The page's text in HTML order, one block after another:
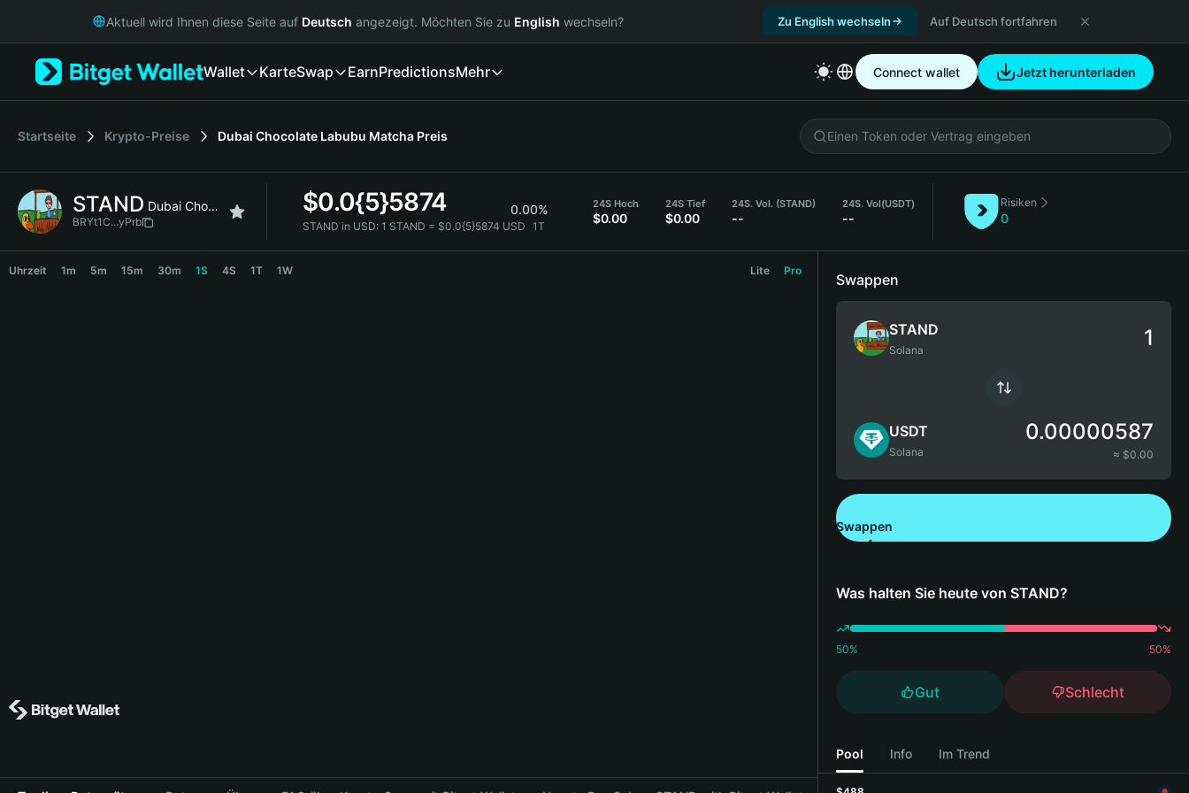
Русский
Italiano
简体中文
繁體中文
Bahasa Indonesia
Aktuell wird Ihnen diese Seite auf Deutsch angezeigt. Möchten Sie zu English wechseln? Zu English wechseln Auf Deutsch fortfahren
Wallet KarteSwap EarnPredictionsMehr Connect wallet Jetzt herunterladen
Startseite Krypto-Preise Dubai Chocolate Labubu Matcha Preis
STAND Dubai Chocolate Labubu Matcha
BRYt1C...yPrb
$0.0{5}5874 0.00%
STAND in USD: 1 STAND = $0.0{5}5874 USD 1T
24S Hoch
$0.00
24S Tief
$0.00
24S. Vol. (STAND)
--
24S. Vol(USDT)
--
Risiken
0
Uhrzeit 1m 5m 15m 30m 1S 4S 1T 1W Lite Pro
Swappen
STAND
Solana
USDT
Solana
0.00000587
≈ $0.00
Swappen
Was halten Sie heute von STAND?
50% 50%
Gut Schlecht
Pool Info Im Trend